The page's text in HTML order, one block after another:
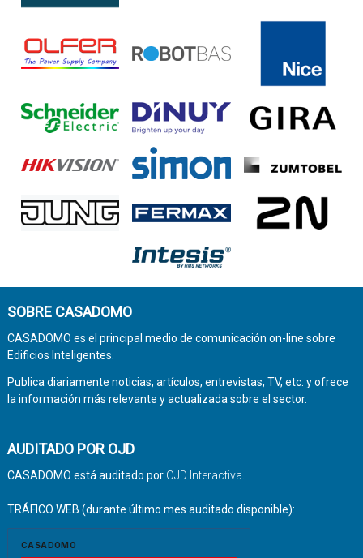
SOBRE CASADOMO
CASADOMO es el principal medio de comunicación on-line sobre
Edificios Inteligentes.
Publica diariamente noticias, artículos, entrevistas, TV, etc. y ofrece
la información más relevante y actualizada sobre el sector.
AUDITADO POR OJD
CASADOMO está auditado por OJD Interactiva.
TRÁFICO WEB (durante último mes auditado disponible):